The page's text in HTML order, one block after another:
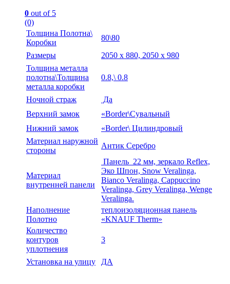
0 out of 5
(0)
Толщина Полотна\
Коробки
80\80
Размеры
2050 х 880, 2050 х 980
Толщина металла
полотна\Толщина
металла коробки
0.8,\ 0.8
Ночной страж
Да
Верхний замок
«Border\Сувальный
Нижний замок
«Border\ Цилиндровый
Материал наружной
стороны
Антик Серебро
Материал
внутренней панели
Панель 22 мм, зеркало Reflex,
Эко Шпон, Snow Veralinga,
Bianco Veralinga, Cappuccino
Veralinga, Grey Veralinga, Wenge
Veralinga.
Наполнение
Полотно
теплоизоляционная панель
«KNAUF Therm»
Количество
контуров
уплотнения
3
Установка на улицу ДА